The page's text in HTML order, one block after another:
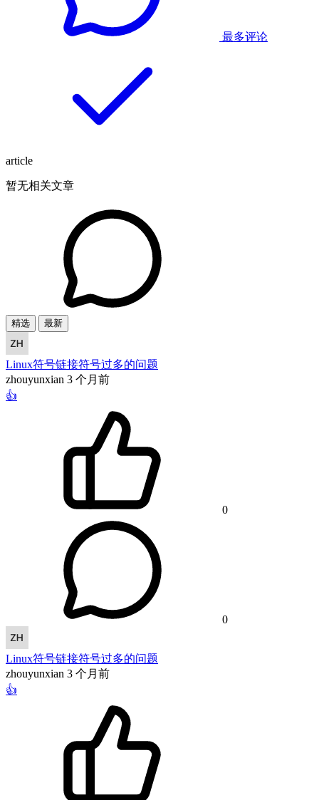
最多评论
article
暂无相关文章
精选 最新
Linux符号链接符号过多的问题
zhouyunxian 3 个月前
👍
0
0
Linux符号链接符号过多的问题
zhouyunxian 3 个月前
👍